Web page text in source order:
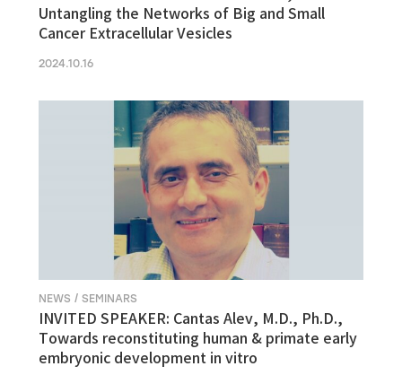
Untangling the Networks of Big and Small
Cancer Extracellular Vesicles
2024.10.16
NEWS / SEMINARS
INVITED SPEAKER: Cantas Alev, M.D., Ph.D.,
Towards reconstituting human & primate early
embryonic development in vitro